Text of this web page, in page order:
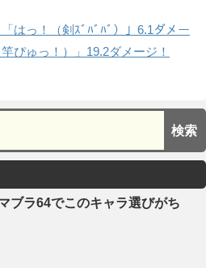
「はっ！（剣ｽﾞﾊﾞﾊﾞ）」6.1ダメー
ぴゅっ！）」19.2ダメージ！
ブラ64でこのキャラ選びがち